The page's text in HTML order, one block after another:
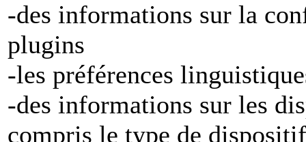
-des informations sur la
plugins
-les préférences
-des informations sur les
compris le type de dispositif